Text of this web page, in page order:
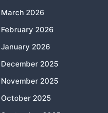
March 2026
February 2026
January 2026
December 2025
November 2025
October 2025